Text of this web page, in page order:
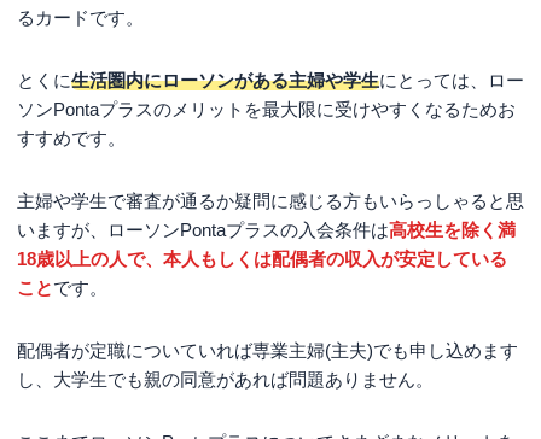
るカードです。
とくに生活圏内にローソンがある主婦や学生にとっては、ロー
ソンPontaプラスのメリットを最大限に受けやすくなるためお
すすめです。
主婦や学生で審査が通るか疑問に感じる方もいらっしゃると思
いますが、ローソンPontaプラスの入会条件は高校生を除く満
18歳以上の人で、本人もしくは配偶者の収入が安定している
ことです。
配偶者が定職についていれば専業主婦(主夫)でも申し込めます
し、大学生でも親の同意があれば問題ありません。